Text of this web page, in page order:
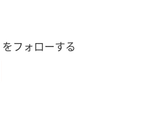
をフォローする